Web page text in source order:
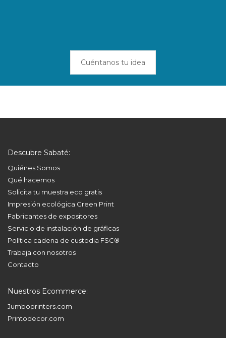
Cuéntanos tu idea
Descubre Sabaté:
Quiénes Somos
Qué hacemos
Solicita tu muestra eco gratis
Impresión ecológica Green Print
Fabricantes de expositores
Servicio de instalación de gráficas
Política cadena de custodia FSC®
Trabaja con nosotros
Contacto
Nuestros Ecommerce:
Jumboprinters.com
Printodecor.com